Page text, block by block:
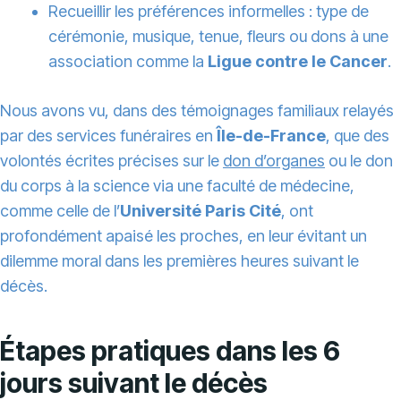
Recueillir les préférences informelles : type de
cérémonie, musique, tenue, fleurs ou dons à une
association comme la Ligue contre le Cancer.
Nous avons vu, dans des témoignages familiaux relayés
par des services funéraires enÎle-de-France, que des
volontés écrites précises sur le don d’organes ou le don
du corps à la science via une faculté de médecine,
comme celle de l’Université Paris Cité, ont
profondément apaisé les proches, en leur évitant un
dilemme moral dans les premières heures suivant le
décès.
Étapes pratiques dans les 6
jours suivant le décès